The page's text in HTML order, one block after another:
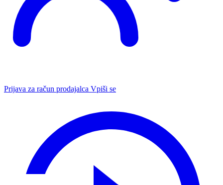
Prijava za račun prodajalca Vpiši se